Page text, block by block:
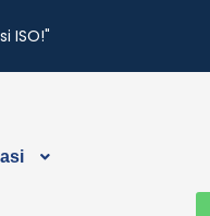
ISO!"